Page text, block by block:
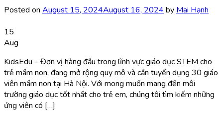
Posted on August 15, 2024August 16, 2024 by Mai Hạnh
15
Aug
KidsEdu – Đơn vị hàng đầu trong lĩnh vực giáo dục STEM cho
trẻ mầm non, đang mở rộng quy mô và cần tuyển dụng 30 giáo
viên mầm non tại Hà Nội. Với mong muốn mang đến môi
trường giáo dục tốt nhất cho trẻ em, chúng tôi tìm kiếm những
ứng viên có […]